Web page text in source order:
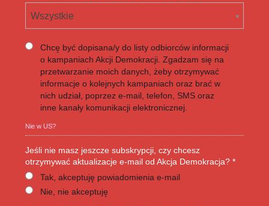
Wszystkie
Chcę być dopisana/y do listy odbiorców informacji
o kampaniach Akcji Demokracji. Zgadzam się na
przetwarzanie moich danych, żeby otrzymywać
informacje o kolejnych kampaniach oraz brać w
nich udział, poprzez e-mail, telefon, SMS oraz
inne kanały komunikacji elektronicznej.
Nie wUS?
Jeśli nie masz jeszcze subskrypcji, czy chcesz
otrzymywać aktualizacje e-mail od Akcja Demokracja? *
Tak, akceptuję powiadomienia e-mail
Nie, nie akceptuję